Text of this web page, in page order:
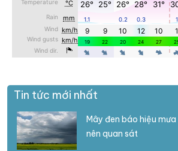
Tin tức mới nhất
Mây đen báo hiệu
nên quan sát